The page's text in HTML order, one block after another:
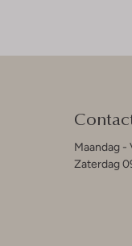
Maandag
Zaterdag